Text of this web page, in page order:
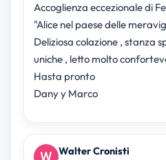
Accoglienza eccezionale di
"Alice nel paese delle
Deliziosa colazione , stanza
uniche , letto molto
Hasta pronto
Dany y Marco
Walter Cronisti